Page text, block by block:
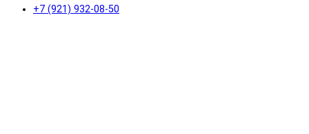
+7 (921) 932-08-50